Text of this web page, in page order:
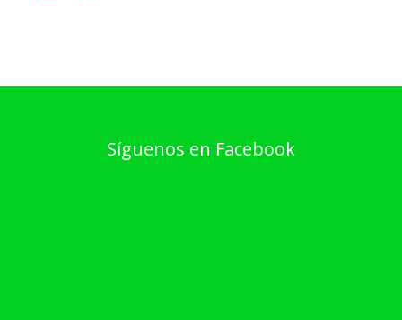
Síguenos en Facebook